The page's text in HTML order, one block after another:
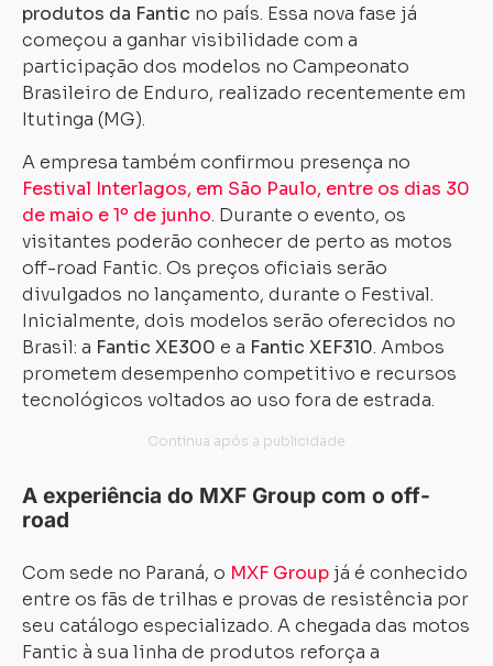
produtos da Fantic no país. Essa nova fase já
começou a ganhar visibilidade com a
participação dos modelos no Campeonato
Brasileiro de Enduro, realizado recentemente em
Itutinga (MG).
A empresa também confirmou presença no
Festival Interlagos, em São Paulo, entre os dias 30
de maio e 1º de junho. Durante o evento, os
visitantes poderão conhecer de perto as motos
off-road Fantic. Os preços oficiais serão
divulgados no lançamento, durante o Festival.
Inicialmente, dois modelos serão oferecidos no
Brasil: a Fantic XE300 e a Fantic XEF310. Ambos
prometem desempenho competitivo e recursos
tecnológicos voltados ao uso fora de estrada.
A experiência do MXF Group com o off-
road
Com sede no Paraná, o MXF Group já é conhecido
entre os fãs de trilhas e provas de resistência por
seu catálogo especializado. A chegada das motos
Fantic à sua linha de produtos reforça a